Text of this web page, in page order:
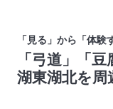
「見る」から「体験
「弓道」「
湖東湖北を周